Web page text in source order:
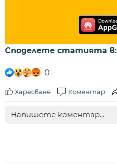
Споделете статията в:
0
Харесване Коментар